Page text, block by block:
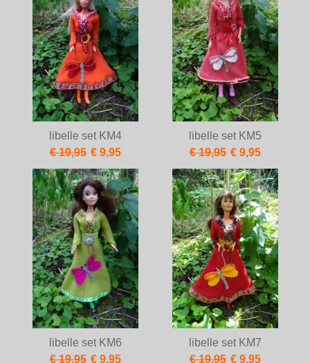
libelle set KM4
€ 19,95 € 9,95
libelle set KM5
€ 19,95 € 9,95
libelle set KM6
€ 19,95 € 9,95
libelle set KM7
€ 19,95 € 9,95